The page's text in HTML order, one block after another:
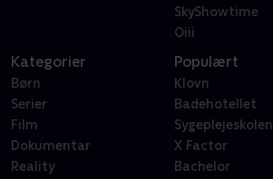
SkyShowtime
Oiii
Kategorier
Børn
Serier
Film
Dokumentar
Reality
Populært
Klovn
Badehotellet
Sygeplejeskolen
X Factor
Bachelor